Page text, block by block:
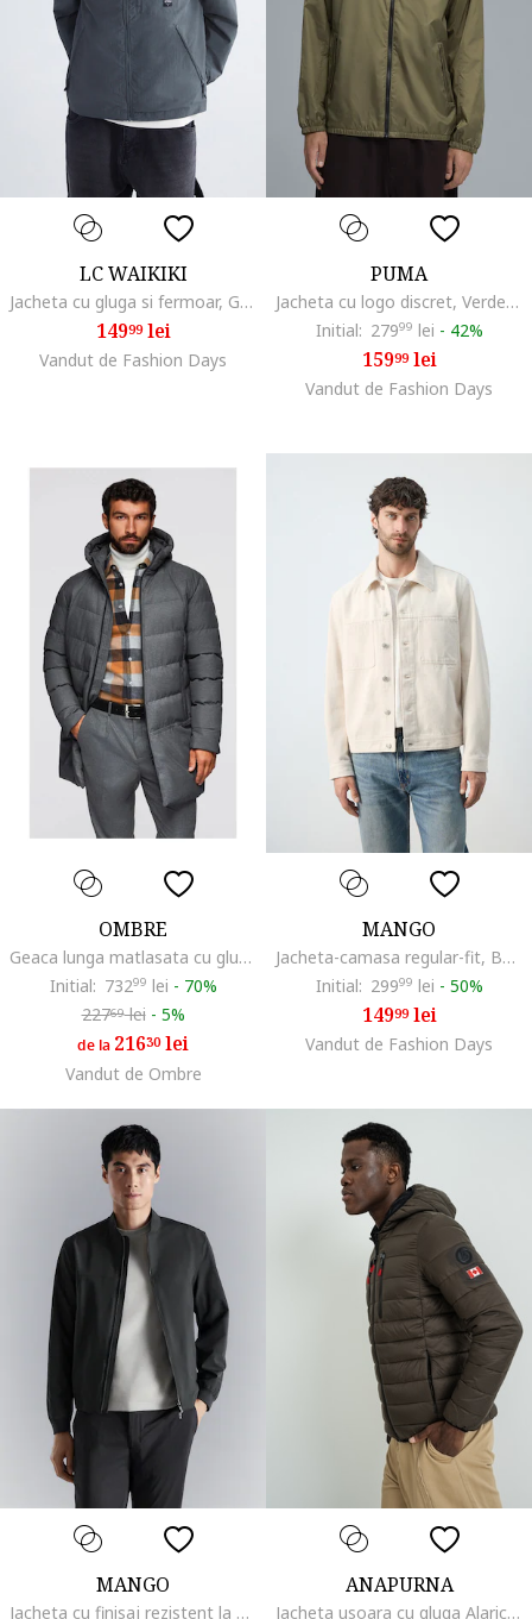
LC WAIKIKI
Jacheta cu gluga si fermoar, Gri antracit
14999lei
Vandut de Fashion Days
PUMA
Jacheta cu logo discret, Verde masliniu
Initial: 27999 lei - 42%
15999lei
Vandut de Fashion Days
OMBRE
Geaca lunga matlasata cu gluga OM-JALJ-0264, Gri
Initial: 73299 lei - 70%
22769lei - 5%
de la 21630lei
Vandut de Ombre
MANGO
Jacheta-camasa regular-fit, Bej deschis
Initial: 29999 lei - 50%
14999lei
Vandut de Fashion Days
MANGO
Jacheta cu finisaj rezistent la apa si guler baseball, Gri antracit
ANAPURNA
Jacheta usoara cu gluga Alaricana, Verde feriga